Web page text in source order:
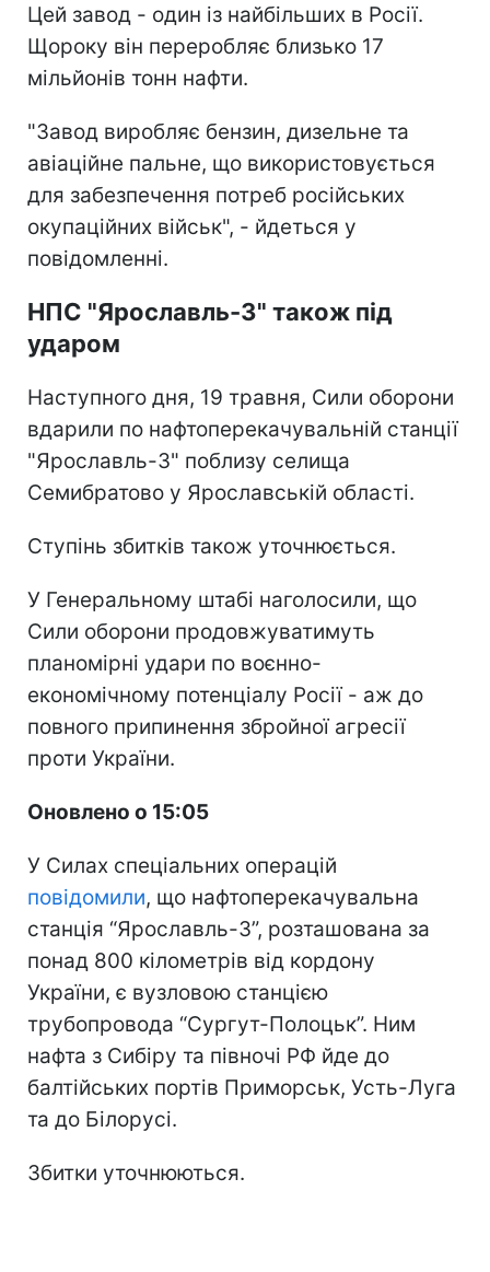
Цей завод - один із найбільших в Росії.
Щороку він переробляє близько 17
мільйонів тонн нафти.
"Завод виробляє бензин, дизельне та
авіаційне пальне, що використовується
для забезпечення потреб російських
окупаційних військ", - йдеться у
повідомленні.
НПС "Ярославль-3" також під
ударом
Наступного дня, 19 травня, Сили оборони
вдарили по нафтоперекачувальній станції
"Ярославль-3" поблизу селища
Семибратово у Ярославській області.
Ступінь збитків також уточнюється.
У Генеральному штабі наголосили, що
Сили оборони продовжуватимуть
планомірні удари по воєнно-
економічному потенціалу Росії - аж до
повного припинення збройної агресії
проти України.
Оновлено о 15:05
У Силах спеціальних операцій
повідомили, що нафтоперекачувальна
станція “Ярославль-3”, розташована за
понад 800 кілометрів від кордону
України, є вузловою станцією
трубопровода “Сургут-Полоцьк”. Ним
нафта з Сибіру та півночі РФ йде до
балтійських портів Приморськ, Усть-Луга
та до Білорусі.
Збитки уточнюються.